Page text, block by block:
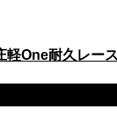
軽One耐久レー